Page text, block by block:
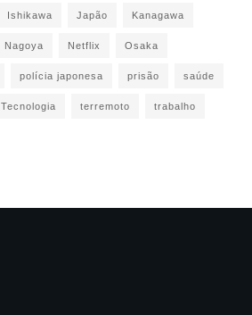
Ishikawa Japão Kanagawa
Nagoya Netflix Osaka
polícia japonesa prisão saúde
Tecnologia terremoto trabalho